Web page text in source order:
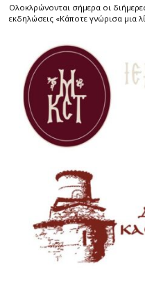
Ολοκλρώνονται σήμερα οι
εκδηλώσεις «Κάποτε γνώρισα μια